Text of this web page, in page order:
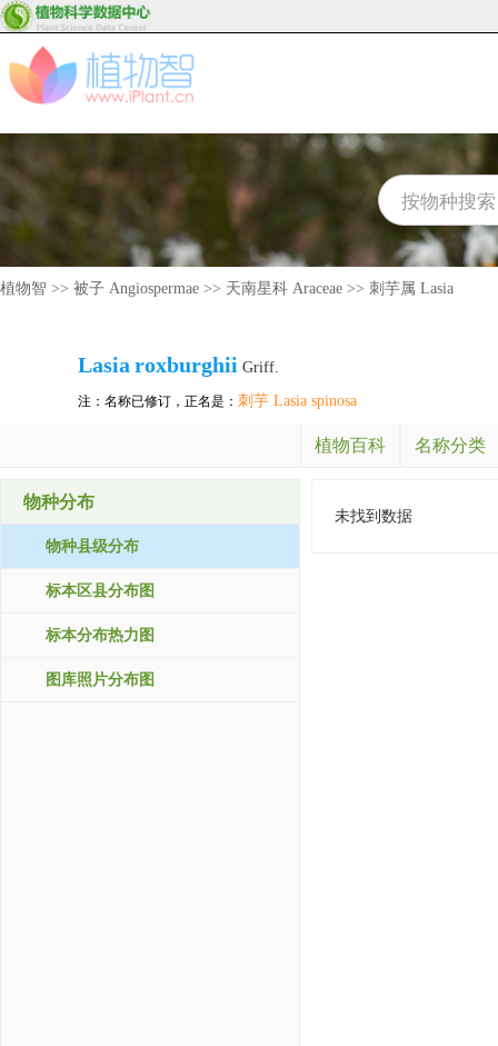
植物智 >> 被子 Angiospermae >> 天南星科 Araceae >> 刺芋属 Lasia
Lasia roxburghii Griff.
注：名称已修订，正名是： 刺芋 Lasia spinosa
植物百科 名称分类
物种分布
物种县级分布
标本区县分布图
标本分布热力图
图库照片分布图
未找到数据